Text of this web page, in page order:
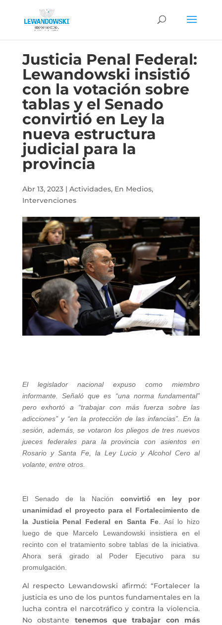
Justicia Penal Federal:
Lewandowski insistió
con la votación sobre
tablas y el Senado
convirtió en Ley la
nueva estructura
judicial para la
provincia
Abr 13, 2023| Actividades, En Medios,
Intervenciones
El legislador nacional expuso como miembro
informante. Señaló que es “una norma fundamental”
pero exhortó a “trabajar con más fuerza sobre las
adicciones” y “en la protección de las infancias”. En la
sesión, además, se votaron los pliegos de tres nuevos
jueces federales para la provincia con asientos en
Rosario y Santa Fe, la Ley Lucio y Alcohol Cero al
volante, entre otros.
El Senado de la Nación
convirtió en ley por
unanimidad el proyecto para el Fortalecimiento de
la Justicia Penal Federal en Santa Fe. Así lo hizo
luego de que Marcelo Lewandowski insistiera en el
recinto con el tratamiento sobre tablas de la iniciativa.
Ahora será girado al Poder Ejecutivo para su
promulgación.
Al respecto Lewandowski afirmó: “Fortalecer la
justicia es uno de los puntos fundamentales en la
lucha contra el narcotráfico y contra la violencia.
No obstante
tenemos que trabajar con más